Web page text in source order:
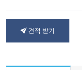
견적 받기